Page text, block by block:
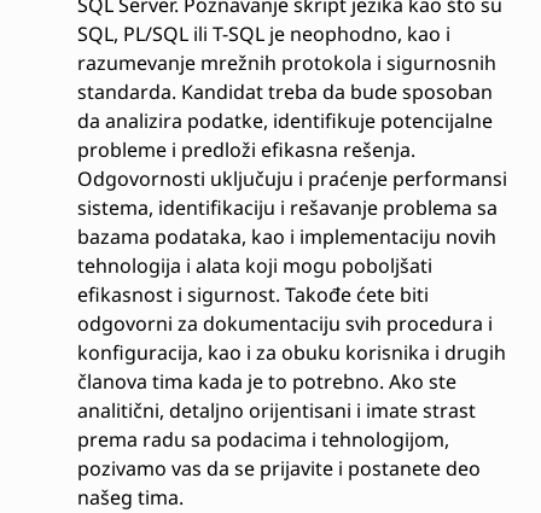
SQL, PL/SQL ili T-SQL je neophodno, kao i
razumevanje mrežnih protokola i sigurnosnih
standarda. Kandidat treba da bude sposoban
da analizira podatke, identifikuje potencijalne
probleme i predloži efikasna rešenja.
Odgovornosti uključuju i praćenje performansi
sistema, identifikaciju i rešavanje problema sa
bazama podataka, kao i implementaciju novih
tehnologija i alata koji mogu poboljšati
efikasnost i sigurnost. Takođe ćete biti
odgovorni za dokumentaciju svih procedura i
konfiguracija, kao i za obuku korisnika i drugih
članova tima kada je to potrebno. Ako ste
analitični, detaljno orijentisani i imate strast
prema radu sa podacima i tehnologijom,
pozivamo vas da se prijavite i postanete deo
našeg tima.